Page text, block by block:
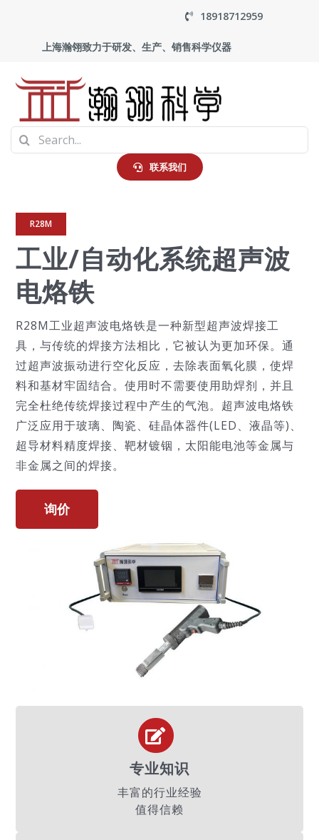
content
18918712959
上海瀚翎致力于研发、生产、销售科学仪器
首页
应用
走进瀚翎
技术服务
公司新闻
Search
for:
联系我们
R28M
工业/自动化系统超声波
电烙铁
R28M工业超声波电烙铁是一种新型超声波焊接工
具，与传统的焊接方法相比，它被认为更加环保。通
过超声波振动进行空化反应，去除表面氧化膜，使焊
料和基材牢固结合。使用时不需要使用助焊剂，并且
完全杜绝传统焊接过程中产生的气泡。超声波电烙铁
广泛应用于玻璃、陶瓷、硅晶体器件(LED、液晶等)、
超导材料精度焊接、靶材镀铟，太阳能电池等金属与
非金属之间的焊接。
询价
专业知识
丰富的行业经验
值得信赖